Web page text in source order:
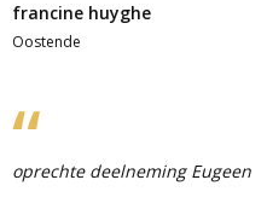
francine huyghe
Oostende
oprechte deelneming Eugeen